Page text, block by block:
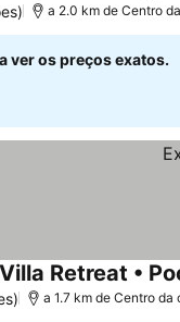
a 2.0 km de Centro
ver os preços exatos.
Retreat •
a 1.7 km de Centro da